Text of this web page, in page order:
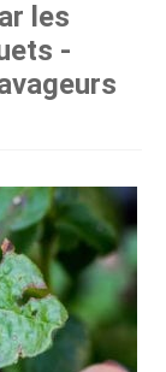
les
-